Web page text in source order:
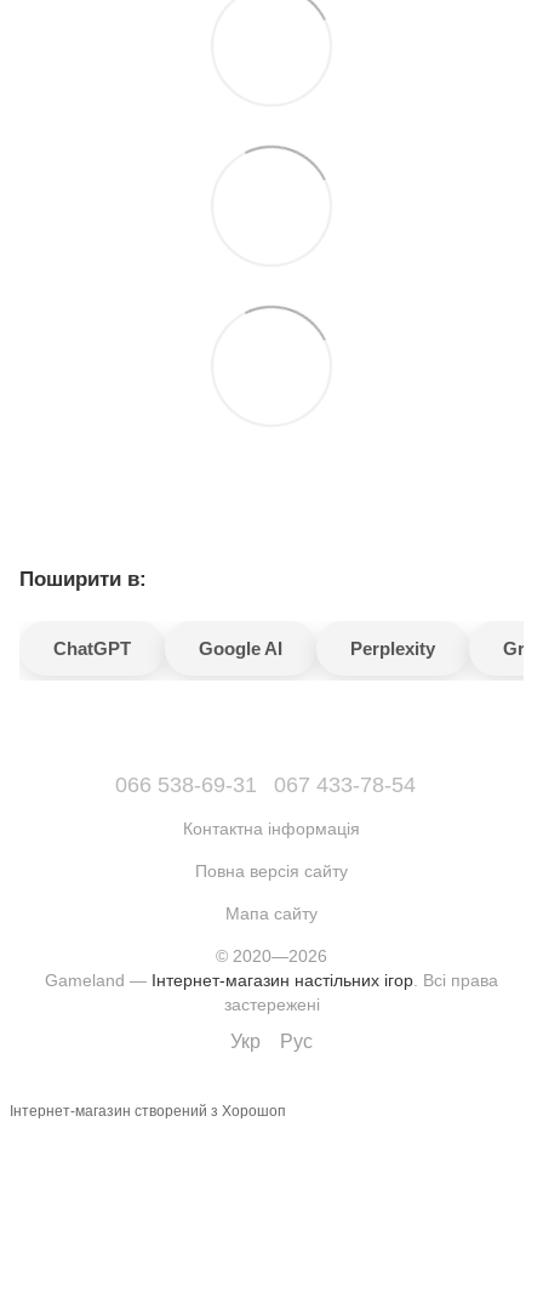
Поширити в:
ChatGPT Google AI Perplexity
066 538-69-31 067 433-78-54
Контактна інформація
Повна версія сайту
Мапа сайту
© 2020—2026
Gameland — Інтернет-магазин настільних ігор . Всі права
застережені
Укр Рус
Інтернет-магазин створений з Хорошоп